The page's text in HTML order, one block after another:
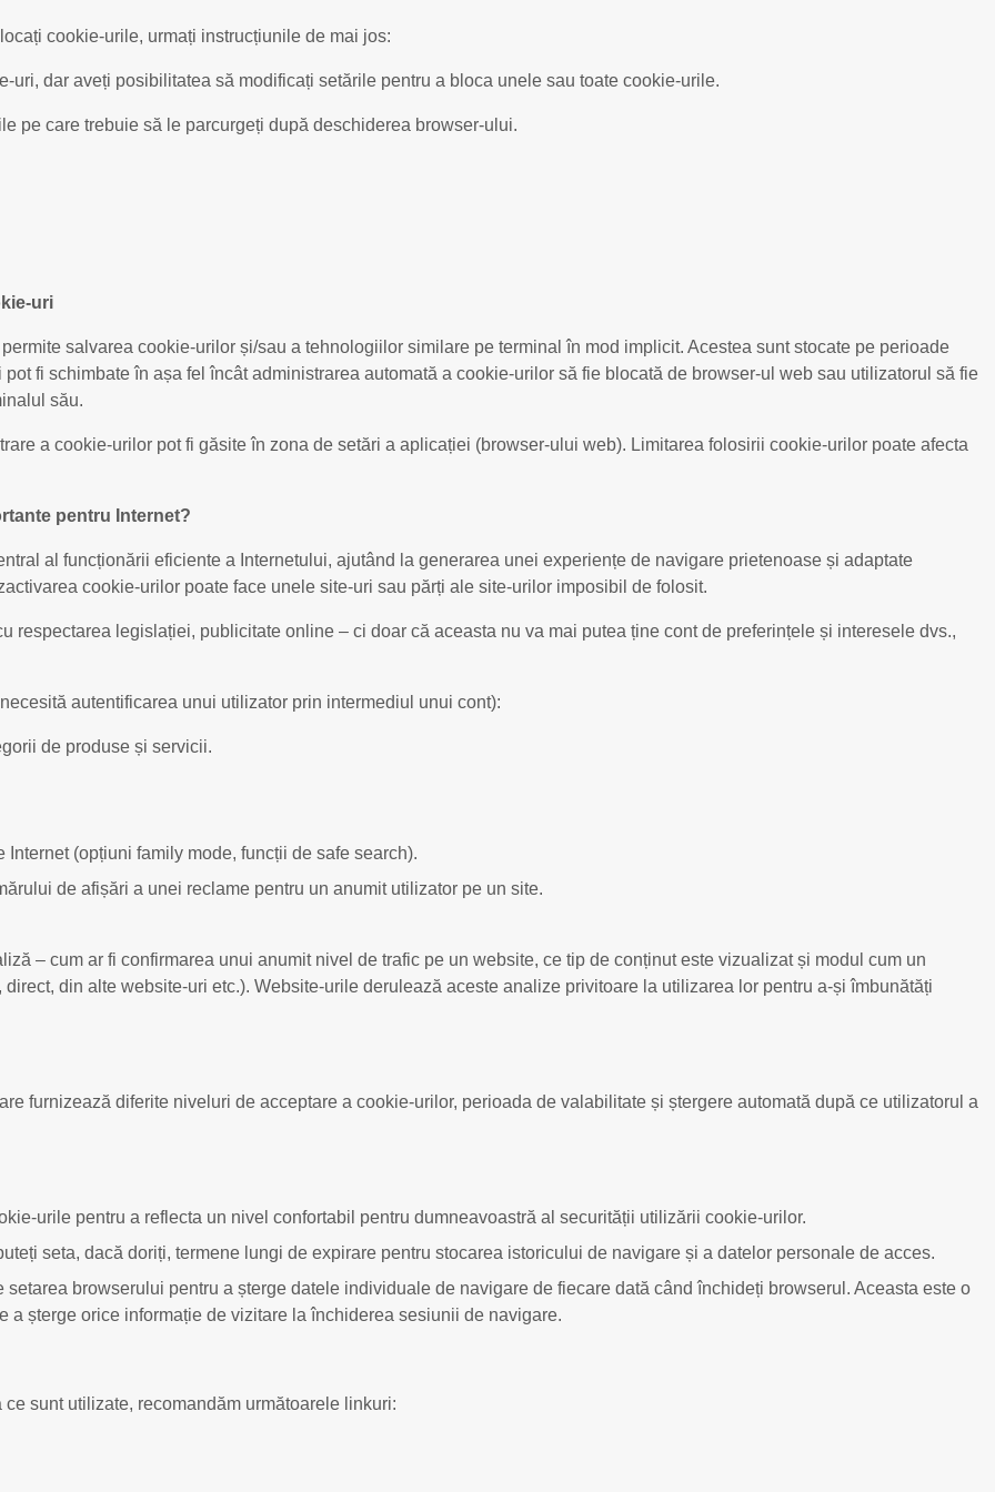
cookie-urile, urmați instrucțiunile de mai jos:
dar aveți posibilitatea să modificați setările pentru a bloca unele sau toate cookie-urile.
pe care trebuie să le parcurgeți după deschiderea browser-ului.
uri
salvarea cookie-urilor și/sau a tehnologiilor similare pe terminal în mod implicit. Acestea sunt stocate pe perioade
fi schimbate în așa fel încât administrarea automată a cookie-urilor să fie blocată de browser-ul web sau utilizatorul să fie
său.
a cookie-urilor pot fi găsite în zona de setări a aplicației (browser-ului web). Limitarea folosirii cookie-urilor poate afecta
pentru Internet?
al funcționării eficiente a Internetului, ajutând la generarea unei experiențe de navigare prietenoase și adaptate
cookie-urilor poate face unele site-uri sau părți ale site-urilor imposibil de folosit.
respectarea legislației, publicitate online – ci doar că aceasta nu va mai putea ține cont de preferințele și interesele dvs.,
autentificarea unui utilizator prin intermediul unui cont):
de produse și servicii.
(opțiuni family mode, funcții de safe search).
de afișări a unei reclame pentru un anumit utilizator pe un site.
– cum ar fi confirmarea unui anumit nivel de trafic pe un website, ce tip de conținut este vizualizat și modul cum un
din alte website-uri etc.). Website-urile derulează aceste analize privitoare la utilizarea lor pentru a-și îmbunătăți
furnizează diferite niveluri de acceptare a cookie-urilor, perioada de valabilitate și ștergere automată după ce utilizatorul a
urile pentru a reflecta un nivel confortabil pentru dumneavoastră al securității utilizării cookie-urilor.
seta, dacă doriți, termene lungi de expirare pentru stocarea istoricului de navigare și a datelor personale de acces.
browserului pentru a șterge datele individuale de navigare de fiecare dată când închideți browserul. Aceasta este o
șterge orice informație de vizitare la închiderea sesiunii de navigare.
sunt utilizate, recomandăm următoarele linkuri: